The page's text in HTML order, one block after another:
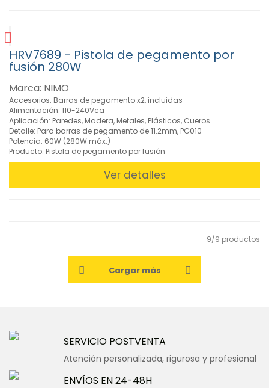
HRV7689 - Pistola de pegamento por
fusión 280W
Marca: NIMO
Accesorios: Barras de pegamento x2, incluidas
Alimentación: 110-240Vca
Aplicación: Paredes, Madera, Metales, Plásticos, Cueros...
Detalle: Para barras de pegamento de 11.2mm, PG010
Potencia: 60W (280W máx.)
Producto: Pistola de pegamento por fusión
Ver detalles
9/9 productos
Cargar más
SERVICIO POSTVENTA
Atención personalizada, rigurosa y profesional
ENVÍOS EN 24-48H